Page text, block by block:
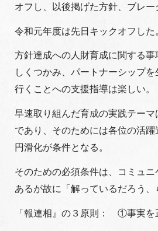
オフし、以後掲げた方針、ブレ
令和元年度は先日キックオフし
方針達成への人財育成に関する
しくつかみ、パートナーシップ
行くことへの支援指導は楽しい。
早速取り組んだ育成の実践テー
であり、そのためには各位の活
円滑化が条件となる。
そのための必須条件は、コミュ
あるが故に「解っているだろう、
「報連相』の３原則： ①事実